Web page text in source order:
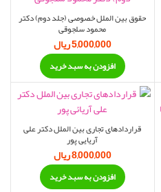
حقوق بین الملل خصوصی (جلد دوم) دکتر
محمود سلجوقی
5,000,000ریال
افزودن به سبد خرید
قراردادهای تجاری بین الملل دکتر علی
آریایی پور
8,000,000ریال
افزودن به سبد خرید